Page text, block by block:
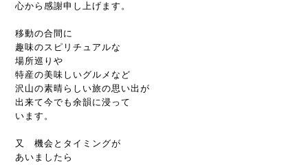
心から感謝申し上げます。
移動の合間に
趣味のスピリチュアルな
場所巡りや
特産の美味しいグルメなど
沢山の素晴らしい旅の思い出が
出来て今でも余韻に浸って
います。
又 機会とタイミングが
あいましたら